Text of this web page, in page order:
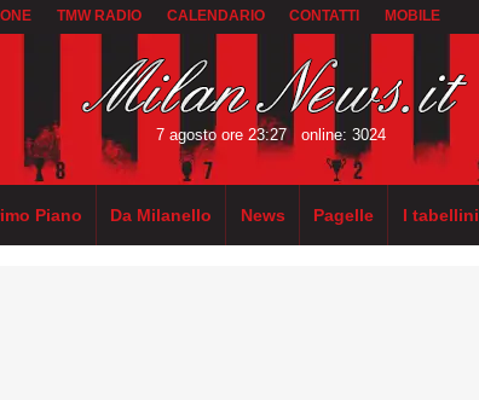
TMW RADIO CALENDARIO CONTATTI MOBILE
7 agosto ore 23:27 online: 3024
Piano Da Milanello News Pagelle I tabellini